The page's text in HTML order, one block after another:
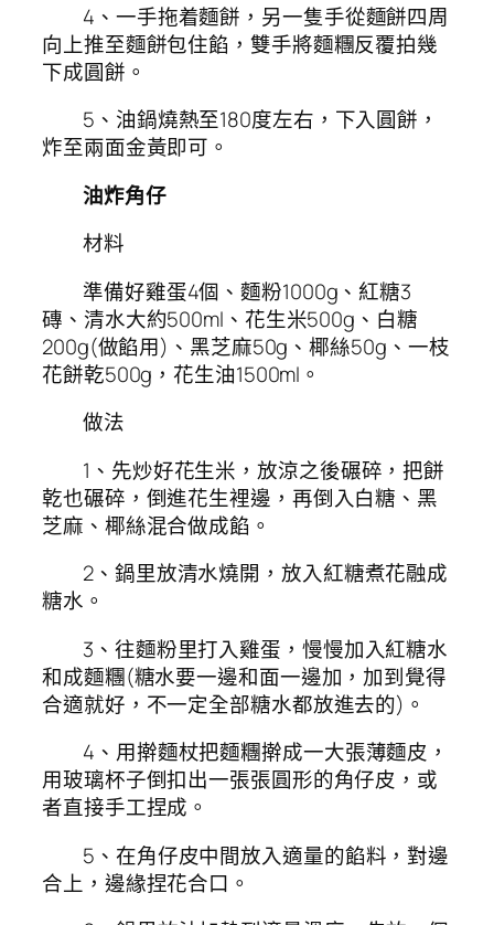
4、一手拖着麵餅，另一隻手從麵餅四周
向上推至麵餅包住餡，雙手將麵糰反覆拍幾
下成圓餅。
5、油鍋燒熱至180度左右，下入圓餅，
炸至兩面金黃即可。
油炸角仔
材料
準備好雞蛋4個、麵粉1000g、紅糖3
磚、清水大約500ml、花生米500g、白糖
200g(做餡用)、黑芝麻50g、椰絲50g、一枝
花餅乾500g，花生油1500ml。
做法
1、先炒好花生米，放涼之後碾碎，把餅
乾也碾碎，倒進花生裡邊，再倒入白糖、黑
芝麻、椰絲混合做成餡。
2、鍋里放清水燒開，放入紅糖煮花融成
糖水。
3、往麵粉里打入雞蛋，慢慢加入紅糖水
和成麵糰(糖水要一邊和面一邊加，加到覺得
合適就好，不一定全部糖水都放進去的)。
4、用擀麵杖把麵糰擀成一大張薄麵皮，
用玻璃杯子倒扣出一張張圓形的角仔皮，或
者直接手工捏成。
5、在角仔皮中間放入適量的餡料，對邊
合上，邊緣捏花合口。